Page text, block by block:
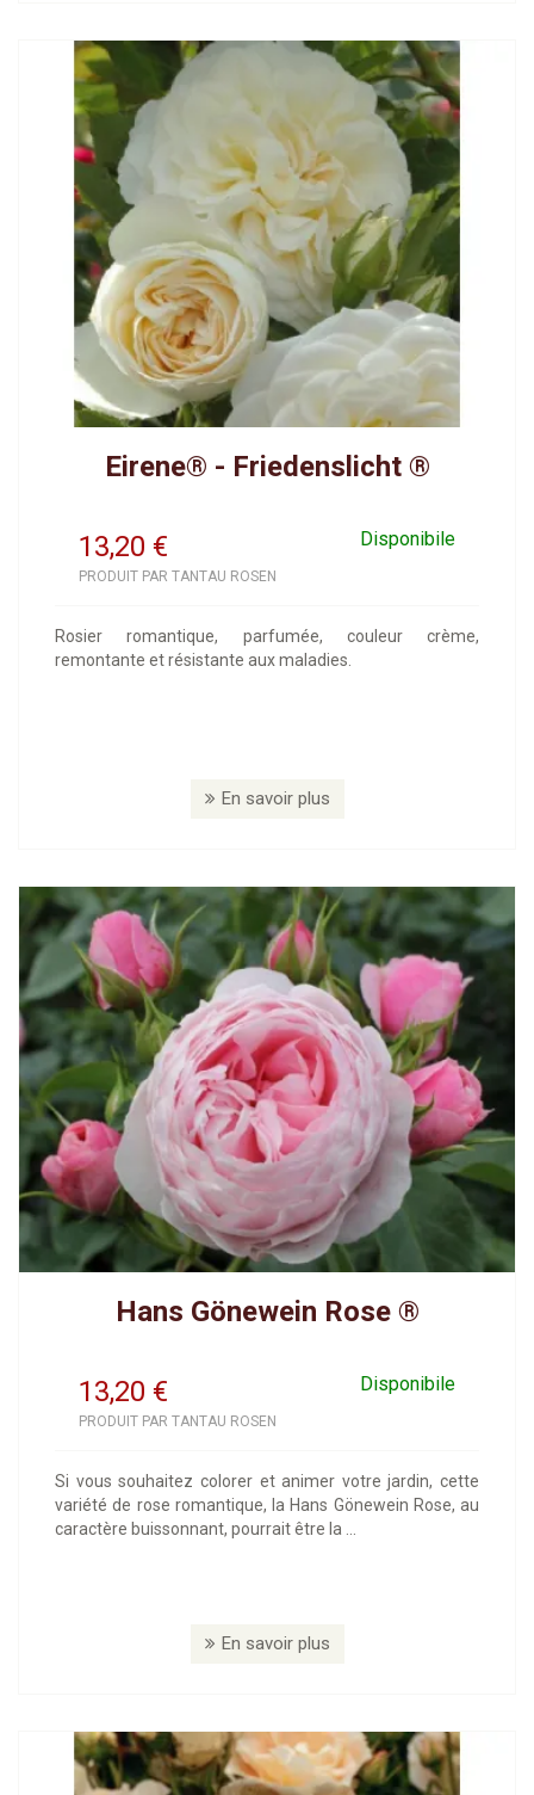
Eirene® - Friedenslicht ®
13,20 Disponibile
€
PRODUIT PAR TANTAU ROSEN
Rosier romantique, parfumée, couleur crème,
remontante et résistante aux maladies.
En savoir plus
Hans Gönewein Rose ®
13,20 Disponibile
€
PRODUIT PAR TANTAU ROSEN
Si vous souhaitez colorer et animer votre jardin, cette
variété de rose romantique, la Hans Gönewein Rose, au
caractère buissonnant, pourrait être la ...
En savoir plus